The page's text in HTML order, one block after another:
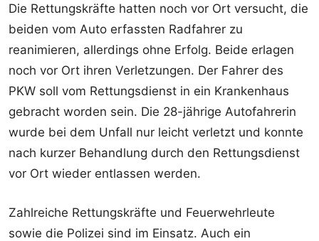
Die Rettungskräfte hatten noch vor Ort versucht, die
beiden vom Auto erfassten Radfahrer zu
reanimieren, allerdings ohne Erfolg. Beide erlagen
noch vor Ort ihren Verletzungen. Der Fahrer des
PKW soll vom Rettungsdienst in ein Krankenhaus
gebracht worden sein. Die 28-jährige Autofahrerin
wurde bei dem Unfall nur leicht verletzt und konnte
nach kurzer Behandlung durch den Rettungsdienst
vor Ort wieder entlassen werden.
Zahlreiche Rettungskräfte und Feuerwehrleute
sowie die Polizei sind im Einsatz. Auch ein